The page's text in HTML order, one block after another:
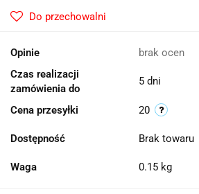
Do przechowalni
Opinie
brak ocen
Czas realizacji
zamówienia do
5 dni
Cena przesyłki 20
Dostępność Brak towaru
Waga 0.15 kg